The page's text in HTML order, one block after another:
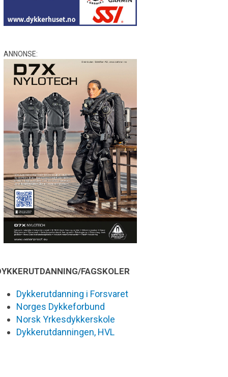
ANNONSE:
FAGSKOLER
Dykkerutdanning i Forsvaret
Norges Dykkeforbund
Norsk Yrkesdykkerskole
Dykkerutdanningen, HVL